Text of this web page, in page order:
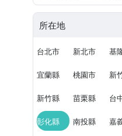
所在地
台北市 新北市 基
宜蘭縣 桃園市 新
新竹縣 苗栗縣 台
彰化縣 南投縣 嘉